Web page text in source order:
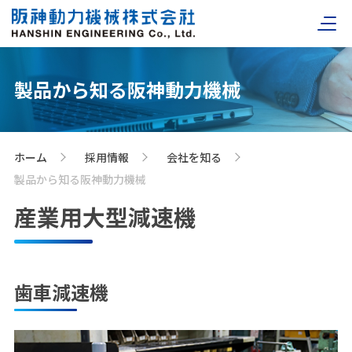
製品から知る阪神動力機械
ホーム 採用情報 会社を知る
製品から知る阪神動力機械
産業用大型減速機
歯車減速機